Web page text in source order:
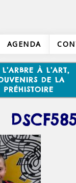
AGENDA
À L’ART,
DE LA
PRÉHISTOIRE